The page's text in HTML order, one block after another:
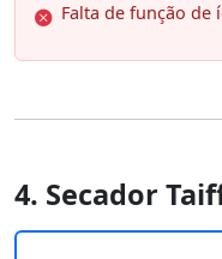
Falta de função
4. Secador